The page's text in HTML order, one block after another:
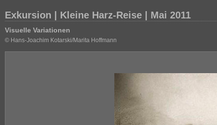
Exkursion | Kleine Harz-Reise | Mai 2011
Visuelle Variationen
© Hans-Joachim Kotarski/Marita Hoffmann